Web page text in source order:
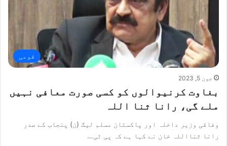
قومی
جون 5, 2023
بغاوت کرنیوالوں کو کسی صورت معافی نہیں
ملے گی، رانا ثنا اللہ
وفاقی وزیر داخلہ اور پاکستان مسلم لیگ (ن) پنجاب کے صدر
رانا ثنااللہ خان نے کہا ہے کہ پی ٹی…